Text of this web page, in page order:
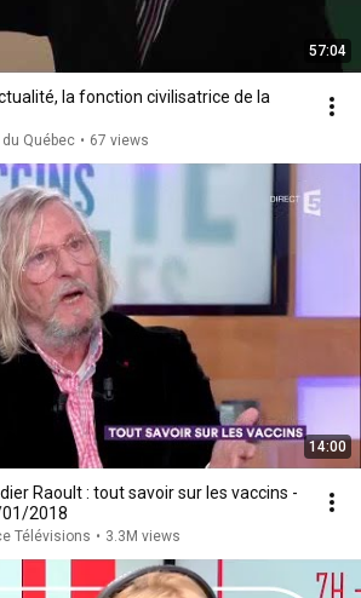
57:04
la fonction civilisatrice de la
Québec • 67 views
14:00
Raoult : tout savoir sur les vaccins -
01/2018
Télévisions • 3.3M views